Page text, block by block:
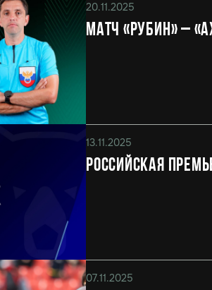
20.11.2025
Матч «Рубин» –
13.11.2025
Российская
07.11.2025